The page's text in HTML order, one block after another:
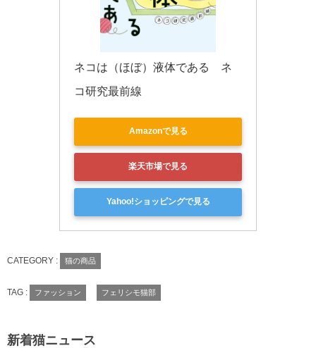
ネコは（ほぼ）液体である　ネ
コ研究最前線
Amazonで見る
楽天市場で見る
Yahoo!ショッピングで見る
CATEGORY : 猫の商品
TAG : ファッション フェリシモ猫部
新着猫ニュース